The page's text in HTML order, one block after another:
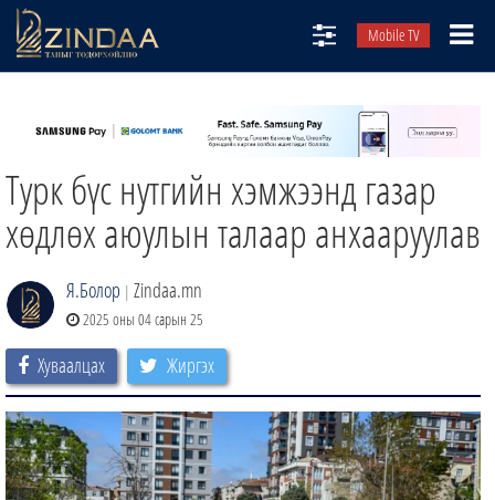
Mobile TV
ТВ8
ӨГЛӨӨНИЙ СОНИН
АУДИО ЗОХИОЛ
ЗИНДАА СЭТГҮҮЛ
Турк бүс нутгийн хэмжээнд газар
хөдлөх аюулын талаар анхааруулав
Я.Болор | Zindaa.mn
2025 оны 04 сарын 25
Хуваалцах Жиргэх